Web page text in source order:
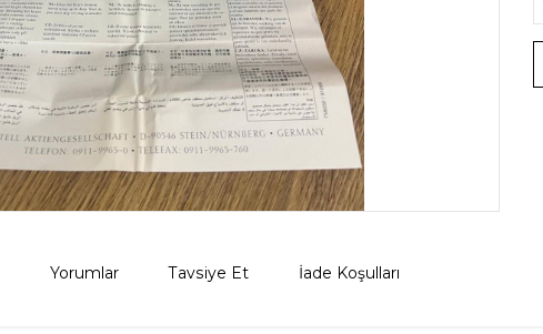
Yorumlar Tavsiye Et İade Koşulları